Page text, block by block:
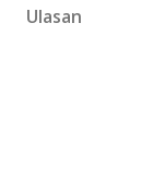
Ulasan